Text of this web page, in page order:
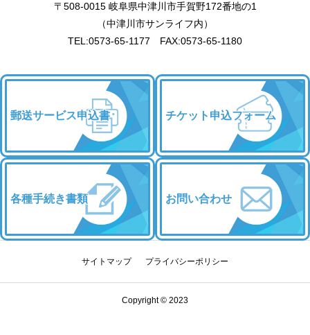
〒508-0015 岐阜県中津川市手賀野172番地の1
（中津川市サンライフ内）
TEL:0573-65-1177 FAX:0573-65-1180
郵送サービス申込書 チケット申込フォーム
各種手続き書類 お問い合わせ
サイトマップ プライバシーポリシー
Copyright © 2023